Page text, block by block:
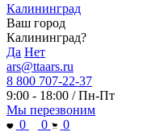
Калининград
Ваш город
Калининград?
Да Нет
ars@ttaars.ru
8 800 707-22-37
9:00 - 18:00 / Пн-Пт
Мы перезвоним
0
0 0